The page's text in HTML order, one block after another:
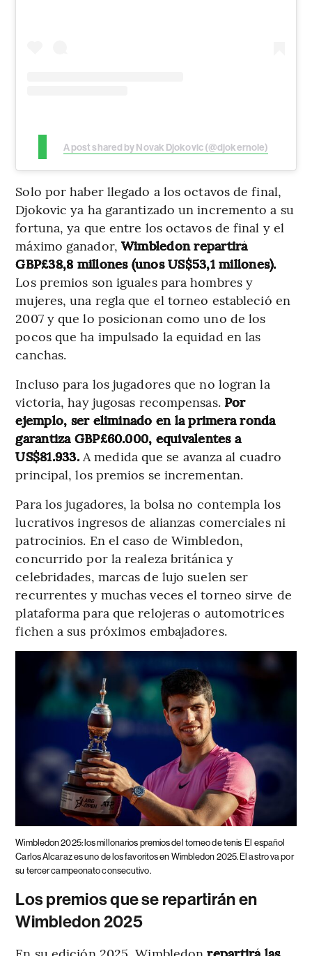
A post shared by Novak Djokovic (@djokernole)
Solo por haber llegado a los octavos de final,
Djokovic ya ha garantizado un incremento a su
fortuna, ya que entre los octavos de final y el
máximo ganador, Wimbledon repartirá
GBP£38,8 millones (unos US$53,1 millones).
Los premios son iguales para hombres y
mujeres, una regla que el torneo estableció en
2007 y que lo posicionan como uno de los
pocos que ha impulsado la equidad en las
canchas.
Incluso para los jugadores que no logran la
victoria, hay jugosas recompensas. Por
ejemplo, ser eliminado en la primera ronda
garantiza GBP£60.000, equivalentes a
US$81.933.A medida que se avanza al cuadro
principal, los premios se incrementan.
Para los jugadores, la bolsa no contempla los
lucrativos ingresos de alianzas comerciales ni
patrocinios. En el caso de Wimbledon,
concurrido por la realeza británica y
celebridades, marcas de lujo suelen ser
recurrentes y muchas veces el torneo sirve de
plataforma para que relojeras o automotrices
fichen a sus próximos embajadores.
Wimbledon 2025: los millonarios premios del torneo de tenis El español
Carlos Alcaraz es uno de los favoritos en Wimbledon 2025. El astro va por
su tercer campeonato consecutivo.
Los premios que se repartirán en
Wimbledon 2025